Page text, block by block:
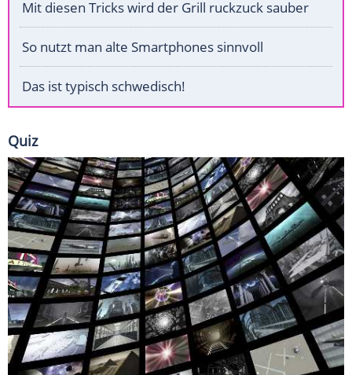
Mit diesen Tricks wird der Grill ruckzuck sauber
So nutzt man alte Smartphones sinnvoll
Das ist typisch schwedisch!
Quiz